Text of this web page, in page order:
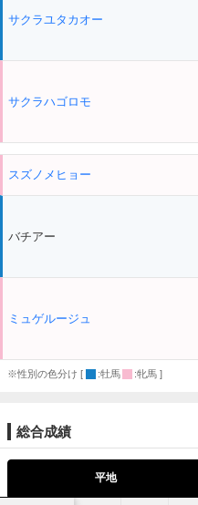
サクラユタカオー
サクラハゴロモ
スズノメヒョー
バチアー
ミュゲルージュ
※性別の色分け [ :牡馬 :牝馬 ]
総合成績
平地